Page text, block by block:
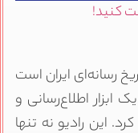
کنید!
رسانه‌ای ایران است
اطلاع‌رسانی و
این رادیو نه تنها